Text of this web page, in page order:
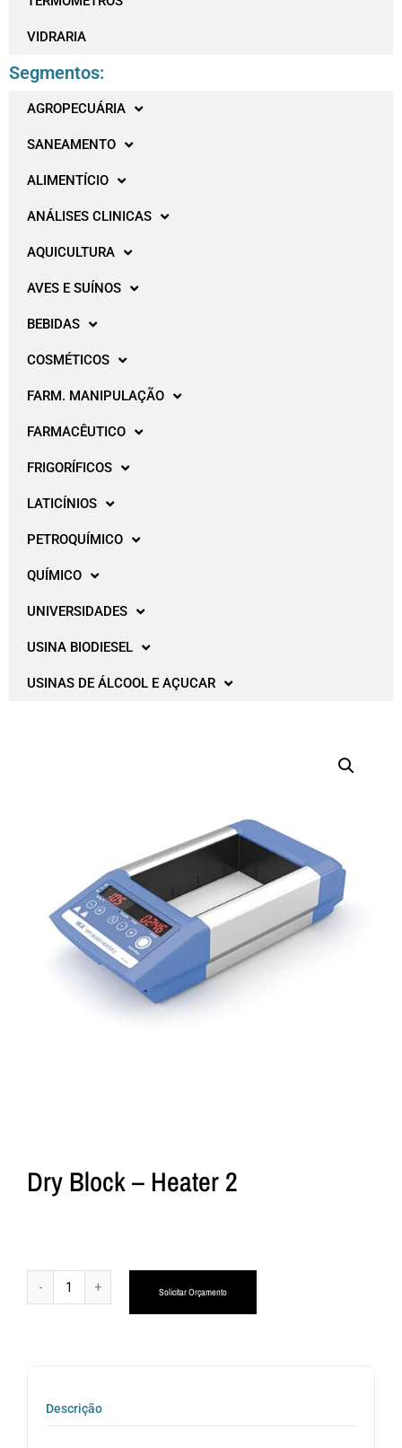
VIDRARIA
Segmentos:
AGROPECUÁRIA
SANEAMENTO
ALIMENTÍCIO
ANÁLISES CLINICAS
AQUICULTURA
AVES E SUÍNOS
BEBIDAS
COSMÉTICOS
FARM. MANIPULAÇÃO
FARMACÊUTICO
FRIGORÍFICOS
LATICÍNIOS
PETROQUÍMICO
QUÍMICO
UNIVERSIDADES
USINA BIODIESEL
USINAS DE ÁLCOOL E AÇUCAR
Dry Block – Heater 2
Solicitar Orçamento
Descrição